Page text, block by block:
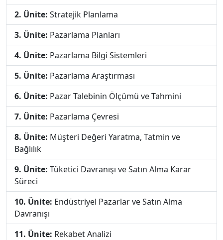
2. Ünite: Stratejik Planlama
3. Ünite: Pazarlama Planları
4. Ünite: Pazarlama Bilgi Sistemleri
5. Ünite: Pazarlama Araştırması
6. Ünite: Pazar Talebinin Ölçümü ve Tahmini
7. Ünite: Pazarlama Çevresi
8. Ünite: Müşteri Değeri Yaratma, Tatmin ve
Bağlılık
9. Ünite: Tüketici Davranışı ve Satın Alma Karar
Süreci
10. Ünite: Endüstriyel Pazarlar ve Satın Alma
Davranışı
11. Ünite: Rekabet Analizi